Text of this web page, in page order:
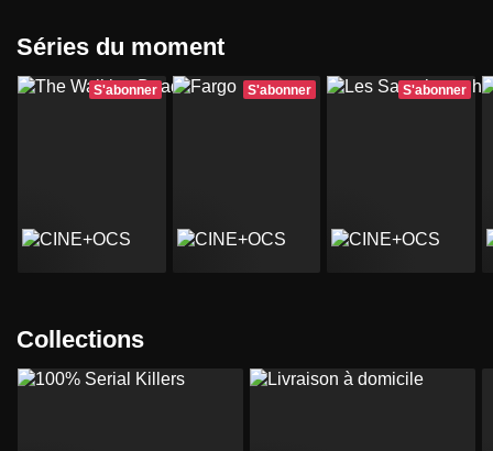
Séries du moment
S'abonner S'abonner S'abonner
Collections